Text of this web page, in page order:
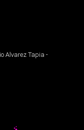
Alvarez Tapia -